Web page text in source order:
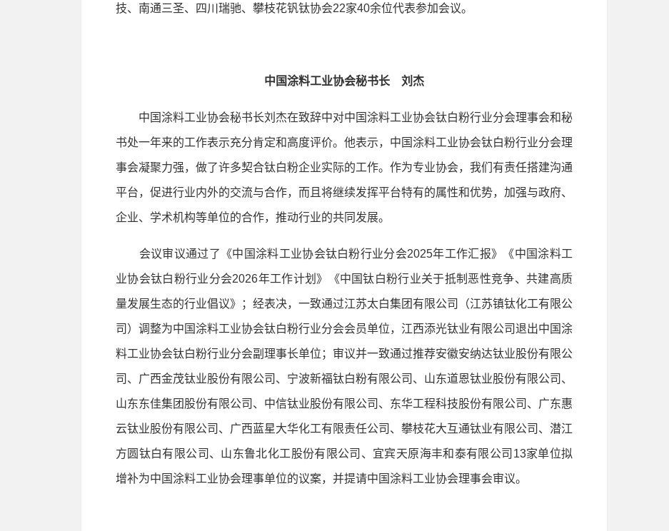
技、南通三圣、四川瑞驰、攀枝花钒钛协会22家40余位代表参加会议。
中国涂料工业协会秘书长 刘杰
中国涂料工业协会秘书长刘杰在致辞中对中国涂料工业协会钛白粉行业分会理事会和秘
书处一年来的工作表示充分肯定和高度评价。他表示，中国涂料工业协会钛白粉行业分会理
事会凝聚力强，做了许多契合钛白粉企业实际的工作。作为专业协会，我们有责任搭建沟通
平台，促进行业内外的交流与合作，而且将继续发挥平台特有的属性和优势，加强与政府、
企业、学术机构等单位的合作，推动行业的共同发展。
会议审议通过了《中国涂料工业协会钛白粉行业分会2025年工作汇报》《中国涂料工
业协会钛白粉行业分会2026年工作计划》《中国钛白粉行业关于抵制恶性竞争、共建高质
量发展生态的行业倡议》；经表决，一致通过江苏太白集团有限公司（江苏镇钛化工有限公
司）调整为中国涂料工业协会钛白粉行业分会会员单位，江西添光钛业有限公司退出中国涂
料工业协会钛白粉行业分会副理事长单位；审议并一致通过推荐安徽安纳达钛业股份有限公
司、广西金茂钛业股份有限公司、宁波新福钛白粉有限公司、山东道恩钛业股份有限公司、
山东东佳集团股份有限公司、中信钛业股份有限公司、东华工程科技股份有限公司、广东惠
云钛业股份有限公司、广西蓝星大华化工有限责任公司、攀枝花大互通钛业有限公司、潜江
方圆钛白有限公司、山东鲁北化工股份有限公司、宜宾天原海丰和泰有限公司13家单位拟
增补为中国涂料工业协会理事单位的议案，并提请中国涂料工业协会理事会审议。